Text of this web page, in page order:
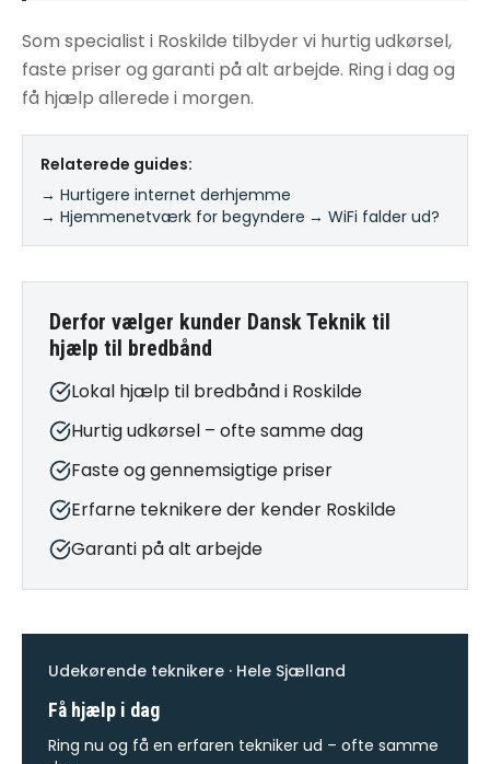
Som specialist i Roskilde tilbyder vi hurtig udkørsel,
faste priser og garanti på alt arbejde. Ring i dag og
få hjælp allerede i morgen.
Relaterede guides:
→ Hurtigere internet derhjemme
→ Hjemmenetværk for begyndere → WiFi falder ud?
Derfor vælger kunder Dansk Teknik til
hjælp til bredbånd
Lokal hjælp til bredbånd i Roskilde
Hurtig udkørsel – ofte samme dag
Faste og gennemsigtige priser
Erfarne teknikere der kender Roskilde
Garanti på alt arbejde
Udekørende teknikere · Hele Sjælland
Få hjælp i dag
Ring nu og få en erfaren tekniker ud – ofte samme